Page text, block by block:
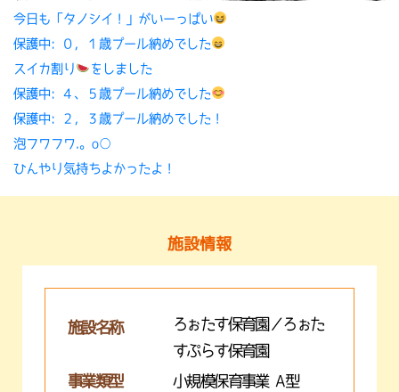
今日も「タノシイ！」がいーっぱい
保護中: ０，１歳プール納めでした
スイカ割り
をしました
保護中: ４、５歳プール納めでした
保護中: ２，３歳プール納めでした！
泡フワフワ.。o○
ひんやり気持ちよかったよ！
施設情報
施設名称
ろぉたす保育園／ろぉた
すぷらす保育園
事業類型
小規模保育事業 A型